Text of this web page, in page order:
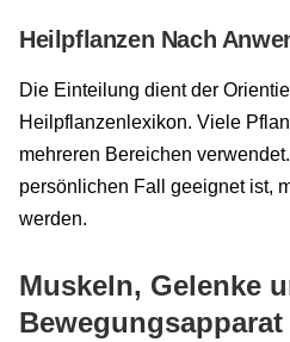
Heilpflanzen Nach
Die Einteilung dient der
Heilpflanzenlexikon. Viele
mehreren Bereichen
persönlichen Fall geeignet ist,
werden.
Muskeln, Gelenke
Bewegungsapparat